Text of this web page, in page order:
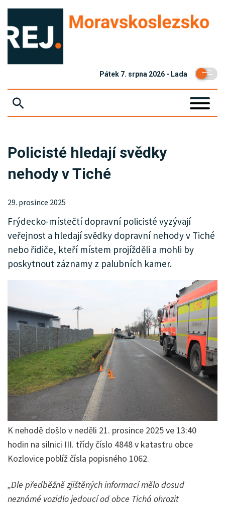
Pátek 7. srpna 2026 - Lada
KRIMI
EKONOMIKA
KULTURA
SPOLEČNOST
Policisté hledají svědky
nehody v Tiché
29. prosince 2025
Frýdecko-místečtí dopravní policisté vyzývají
veřejnost a hledají svědky dopravní nehody v Tiché
nebo řidiče, kteří místem projížděli a mohli by
poskytnout záznamy z palubních kamer.
K nehodě došlo v neděli 21. prosince 2025 ve 13:40
hodin na silnici III. třídy číslo 4848 v katastru obce
Kozlovice poblíž čísla popisného 1062.
„Dle předběžně zjištěných informací mělo dosud
neznámé vozidlo jedoucí od obce Tichá ohrozit